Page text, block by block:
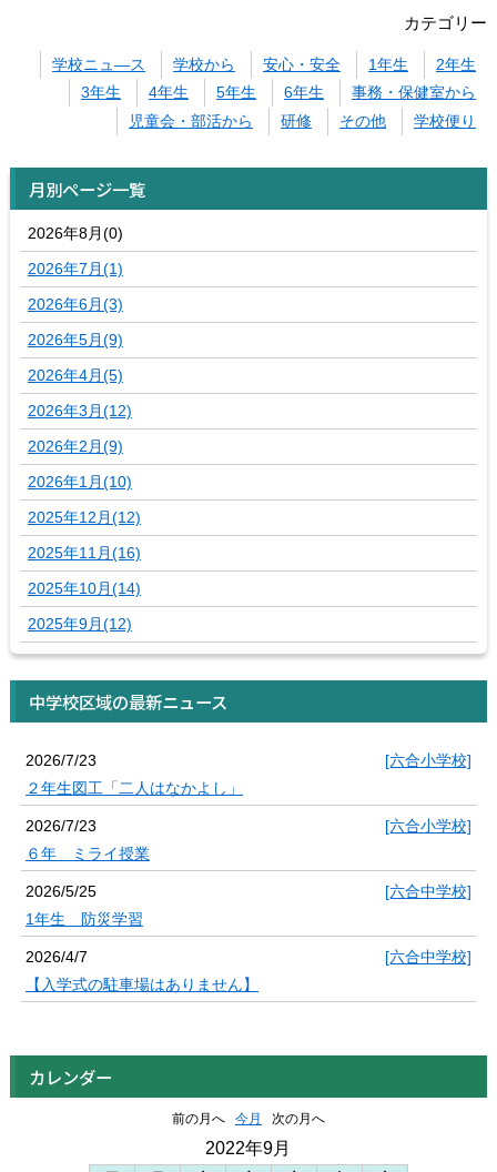
カテゴリー
学校ニュ―ス 学校から 安心・安全 1年生
2年生
3年生
4年生 5年生 6年生
事務・保健室から
児童会・部活から
研修 その他 学校便り
月別ページ一覧
2026年8月(0)
2026年7月(1)
2026年6月(3)
2026年5月(9)
2026年4月(5)
2026年3月(12)
2026年2月(9)
2026年1月(10)
2025年12月(12)
2025年11月(16)
2025年10月(14)
2025年9月(12)
中学校区域の最新ニュース
2026/7/23
[六合小学校]
２年生図工「二人はなかよし」
2026/7/23
[六合小学校]
６年 ミライ授業
2026/5/25
[六合中学校]
1年生 防災学習
2026/4/7
[六合中学校]
【入学式の駐車場はありません】
カレンダー
前の月へ 今月 次の月へ
2022年9月